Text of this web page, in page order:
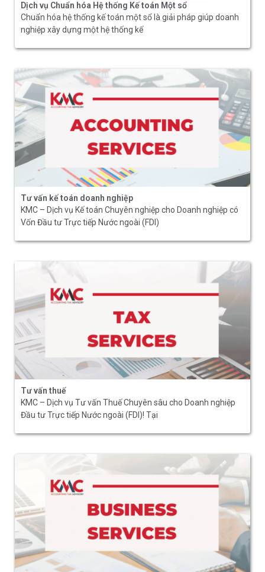
Dịch vụ Chuẩn hóa Hệ thống Kế toán Một sổ
Chuẩn hóa hệ thống kế toán một sổ là giải pháp giúp doanh
nghiệp xây dựng một hệ thống kế
Tư vấn kế toán doanh nghiệp
KMC – Dịch vụ Kế toán Chuyên nghiệp cho Doanh nghiệp có
Vốn Đầu tư Trực tiếp Nước ngoài (FDI)
Tư vấn thuế
KMC – Dịch vụ Tư vấn Thuế Chuyên sâu cho Doanh nghiệp
Đầu tư Trực tiếp Nước ngoài (FDI)! Tại